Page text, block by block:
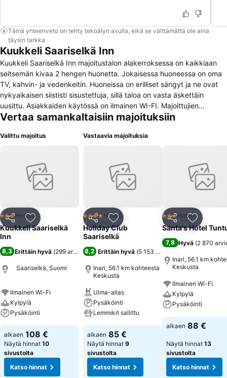
Tämä yhteenveto on tehty tekoälyn avulla, eikä se välttämättä ole aina
täysin tarkka.
Kuukkeli Saariselkä Inn
Kuukkeli Saariselkä Inn majoitustalon alakerroksessa on kaikkiaan
seitsemän kivaa 2 hengen huonetta. Jokaisessa huoneessa on oma
TV, kahvin- ja vedenkeitin. Huoneissa on erilliset sängyt ja ne ovat
nykyaikaisen siististi sisustettuja, sillä taloa on vasta äskettäin
uusittu. Asiakkaiden käytössä on ilmainen WI-FI. Majoittujien
yhteisissä tiloissa on viihtyisä ja hyvin varustettu avokeittiö sekä
yläkerrassa on sauna ja pukuhuone, jossa on myös takka. Lisäksi
Kuukkeli Saariselkä Inn sijaitsee aivan Saariselän keskustassa, n.
400 metrin päässä Kauppakeskus Kuukkelista. Tupakointi
sisätiloissa on kielletty. Tässä kohteessa lemmikkieläimet eivät voi
Vertaa samankaltaisiin majoituksiin
Valittu majoitus
Jaa Lisää suosikkeihin
3 Tähtiluokitus
Hostelli
Kuukkeli Saariselkä
Inn
8,3 Erittäin hyvä (299 arviota)
Saariselkä, Suomi
Ilmainen Wi-Fi
Kylpylä
Pysäköinti
alkaen 108 €
Näytä hinnat 10
sivustolta
Katso hinnat
Vastaavia majoituksia
Jaa Lisää suosikkeihin
4 Tähtiluokitus
Hotelli
Holiday Club
Saariselkä
8,2 Erittäin hyvä (5 153 arviota
Inari, 56.1 km kohteesta
Keskusta
Uima-allas
Pysäköinti
Lemmikit sallittu
alkaen 85 €
Näytä hinnat 9
sivustolta
Katso hinnat
Jaa Lisää
3 Tähtiluokitus
Hotelli
Santa's Hotel
7,8 Hyvä (2 870
Inari, 56.1 km
Keskusta
Ilmainen Wi-Fi
Kylpylä
Pysäköinti
alkaen 88 €
Näytä hinnat 13
sivustolta
Katso hinnat